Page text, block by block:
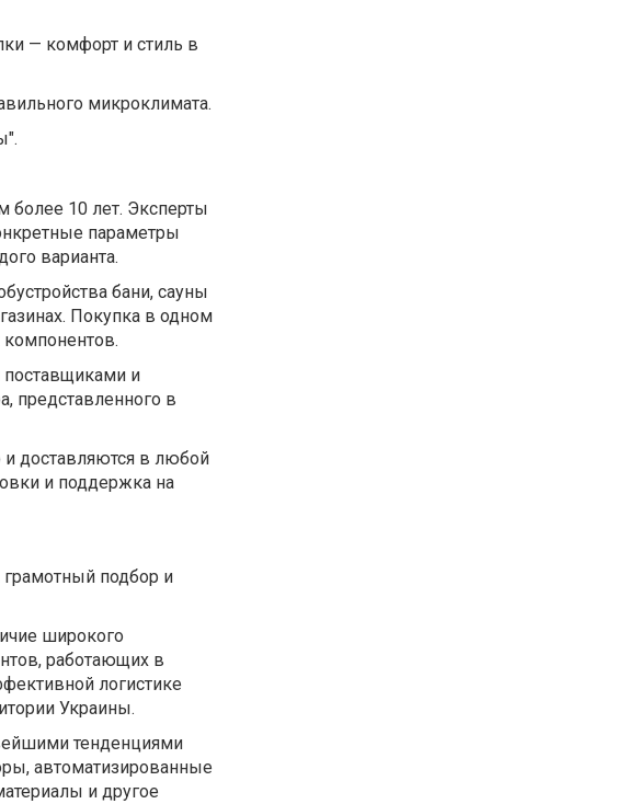
— комфорт и стиль в
микроклимата.
более 10 лет. Эксперты
параметры
варианта.
бани, сауны
Покупка в одном
поставщиками и
представленного в
и доставляются в любой
и поддержка на
грамотный подбор и
широкого
работающих в
логистике
Украины.
тенденциями
автоматизированные
и другое